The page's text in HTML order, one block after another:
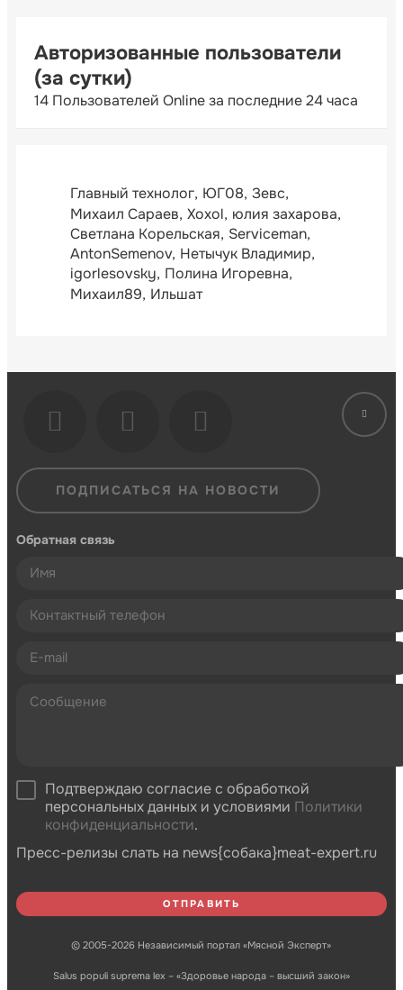
Авторизованные пользователи
(за сутки)
14 Пользователей Online за последние 24 часа
Главный технолог ЮГ08 Зевс
Михаил Сараев Xoxol юлия захарова
Светлана Корельская Serviceman
AntonSemenov Нетычук Владимир
igorlesovsky Полина Игоревна
Михаил89 Ильшат
ПОДПИСАТЬСЯ НА НОВОСТИ
Обратная связь
Подтверждаю согласие с обработкой
персональных данных и условиями Политики
конфиденциальности.
Пресс-релизы слать на news{собака}meat-expert.ru
© 2005-2026 Независимый портал «Мясной Эксперт»
Salus populi suprema lex – «Здоровье народа – высший закон»